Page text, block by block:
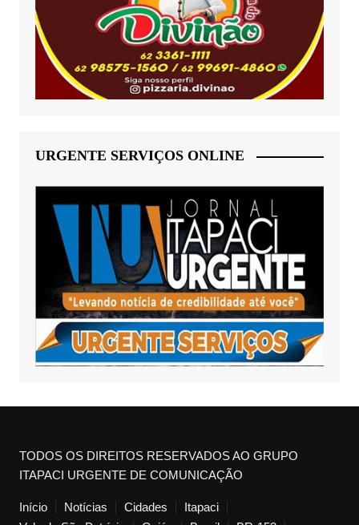
URGENTE SERVIÇOS ONLINE
TODOS OS DIREITOS RESERVADOS AO GRUPO
ITAPACI URGENTE DE COMUNICAÇÃO
Início Notícias Cidades
Itapaci